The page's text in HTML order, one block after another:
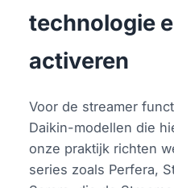
technologie
activeren
Voor de streamer
Daikin-modellen die
onze praktijk richten
series zoals Perfera,